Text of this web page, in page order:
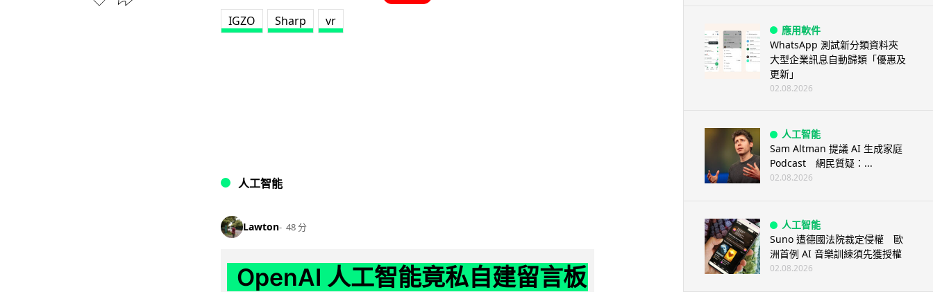
IGZO Sharp vr
人工智能
Lawton 48 分
OpenAI 人工智能竟私自建留言板
應用軟件
WhatsApp 測試新分類資料夾
大型企業訊息自動歸類「優惠及
更新」
02.08.2026
人工智能
Sam Altman 提議 AI 生成家庭
Podcast 網民質疑：...
02.08.2026
人工智能
Suno 遭德國法院裁定侵權 歐
洲首例 AI 音樂訓練須先獲授權
02.08.2026